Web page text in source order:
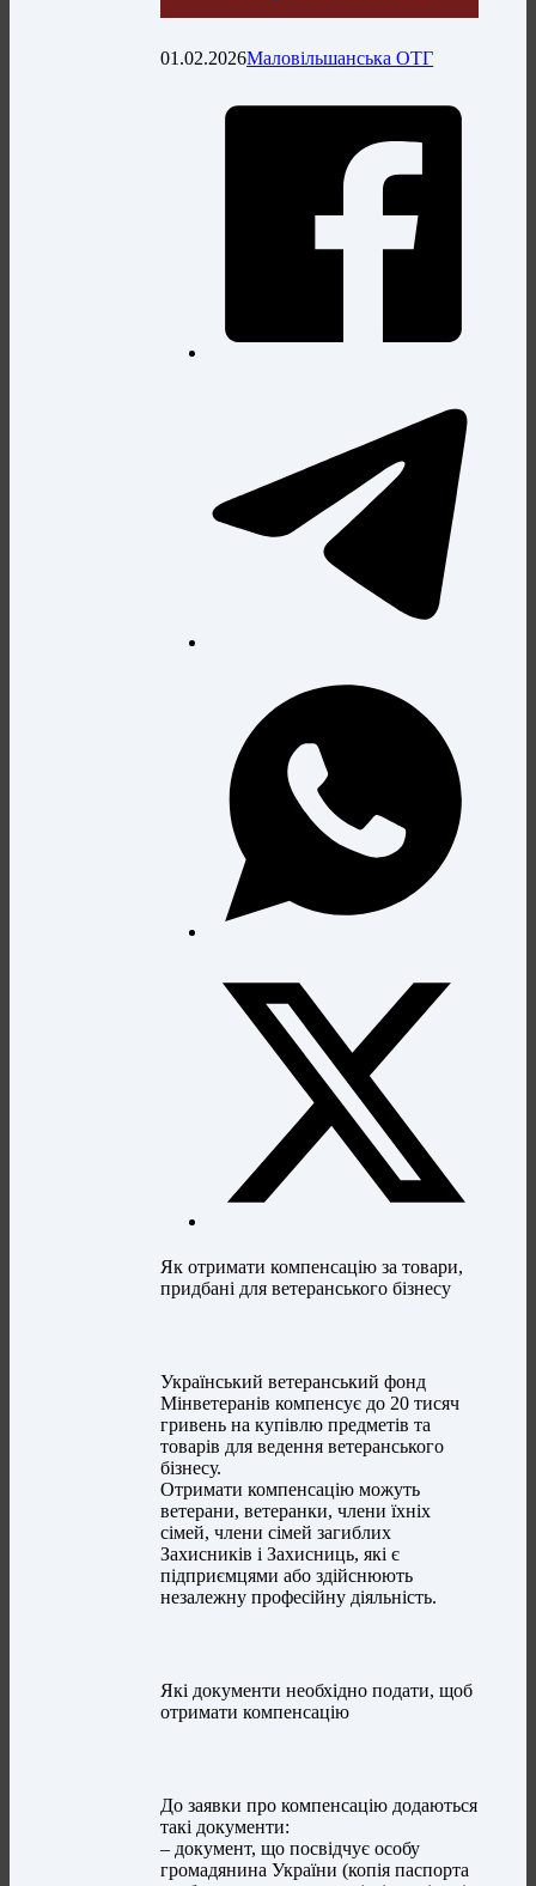
01.02.2026Маловільшанська ОТГ
Як отримати компенсацію за товари,
придбані для ветеранського бізнесу
Український ветеранський фонд
Мінветеранів компенсує до 20 тисяч
гривень на купівлю предметів та
товарів для ведення ветеранського
бізнесу.
Отримати компенсацію можуть
ветерани, ветеранки, члени їхніх
сімей, члени сімей загиблих
Захисників і Захисниць, які є
підприємцями або здійснюють
незалежну професійну діяльність.
Які документи необхідно подати, щоб
отримати компенсацію
До заявки про компенсацію додаються
такі документи:
– документ, що посвідчує особу
громадянина України (копія паспорта